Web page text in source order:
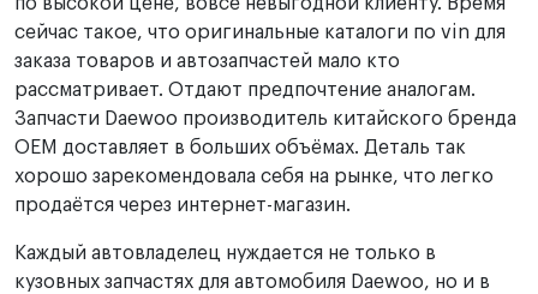
сейчас такое, что оригинальные каталоги по vin для
заказа товаров и автозапчастей мало кто
рассматривает. Отдают предпочтение аналогам.
Запчасти Daewoo производитель китайского бренда
OEM доставляет в больших объёмах. Деталь так
хорошо зарекомендовала себя на рынке, что легко
продаётся через интернет-магазин.
Каждый автовладелец нуждается не только в
кузовных запчастях для автомобиля Daewoo, но и в